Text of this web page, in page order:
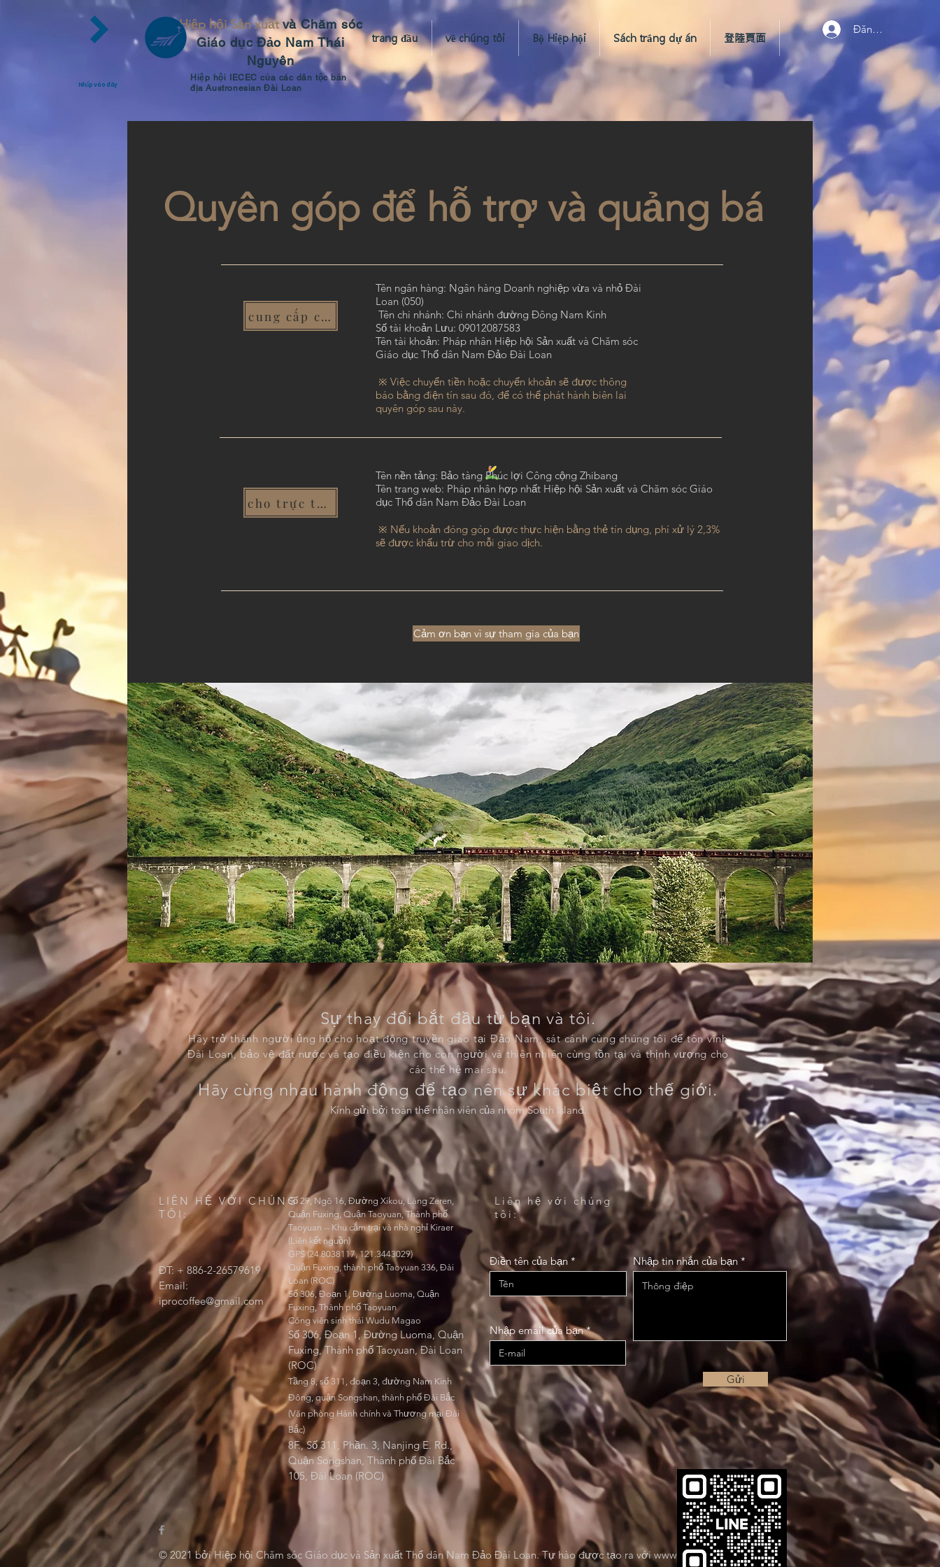
Nhấp vào đây
Hiệp hội Sản xuấtvà Chăm sóc
Giáo dục Đảo Nam Thái
Nguyên
Hiệp hội IECEC của các dân tộc bản
địa Austronesian Đài Loan
trang đầu về chúng tôi Bộ Hiệp hội Sách trắng dự án 登陸頁面
Đăng nhập
Quyên góp để hỗ trợ và quảng bá
cung cấp chung
Tên ngân hàng: Ngân hàng Doanh nghiệp vừa và nhỏ Đài
Loan (050)
Tên chi nhánh: Chi nhánh đường Đông Nam Kinh
Số tài khoản Lưu: 09012087583
Tên tài khoản: Pháp nhân Hiệp hội Sản xuất và Chăm sóc
Giáo dục Thổ dân Nam Đảo Đài Loan
※ Việc chuyển tiền hoặc chuyển khoản sẽ được thông
báo bằng điện tín sau đó, để có thể phát hành biên lai
quyên góp sau này.
cho trực tuyến
Tên nền tảng: Bảo tàng Phúc lợi Công cộng Zhibang
Tên trang web: Pháp nhân hợp nhất Hiệp hội Sản xuất và Chăm sóc Giáo
dục Thổ dân Nam Đảo Đài Loan
※ Nếu khoản đóng góp được thực hiện bằng thẻ tín dụng, phí xử lý 2,3%
sẽ được khấu trừ cho mỗi giao dịch.
Cảm ơn bạn vì sự tham gia của bạn
Sự thay đổi bắt đầu từ bạn và tôi.
Hãy trở thành người ủng hộ cho hoạt động truyền giáo tại Đảo Nam, sát cánh cùng chúng tôi để tôn vinh
Đài Loan, bảo vệ đất nước và tạo điều kiện cho con người và thiên nhiên cùng tồn tại và thịnh vượng cho
các thế hệ mai sau.
Hãy cùng nhau hành động để tạo nên sự khác biệt cho thế giới.
Kính gửi bởi toàn thể nhân viên của nhóm South Island.
LIÊN HỆ VỚI CHÚNG
TÔI:
ĐT: + 886-2-26579619
Email:
iprocoffee@gmail.com
Số 29, Ngõ 16, Đường Xikou, Làng Zeren,
Quận Fuxing, Quận Taoyuan, Thành phố
Taoyuan -- Khu cắm trại và nhà nghỉ Kiraer
(Liên kết nguồn)
GPS (24.8038117, 121.3443029)
Quận Fuxing, thành phố Taoyuan 336, Đài
Loan (ROC)
Số 306, Đoạn 1, Đường Luoma, Quận
Fuxing, Thành phố Taoyuan
Công viên sinh thái Wudu Magao
Số 306, Đoạn 1, Đường Luoma, Quận
Fuxing, Thành phố Taoyuan, Đài Loan
(ROC)
Tầng 8, số 311, đoạn 3, đường Nam Kinh
Đông, quận Songshan, thành phố Đài Bắc
(Văn phòng Hành chính và Thương mại Đài
Bắc)
8F., Số 311, Phần. 3, Nanjing E. Rd.,
Quận Songshan, Thành phố Đài Bắc
105, Đài Loan (ROC)
Liên hệ với chúng
tôi:
Điền tên của bạn
Nhập email của bạn
Nhập tin nhắn của bạn
Gửi
© 2021 bởi Hiệp hội Chăm sóc Giáo dục và Sản xuất Thổ dân Nam Đảo Đài Loan. Tự hào được tạo ra vớiwww.tiapieca.com